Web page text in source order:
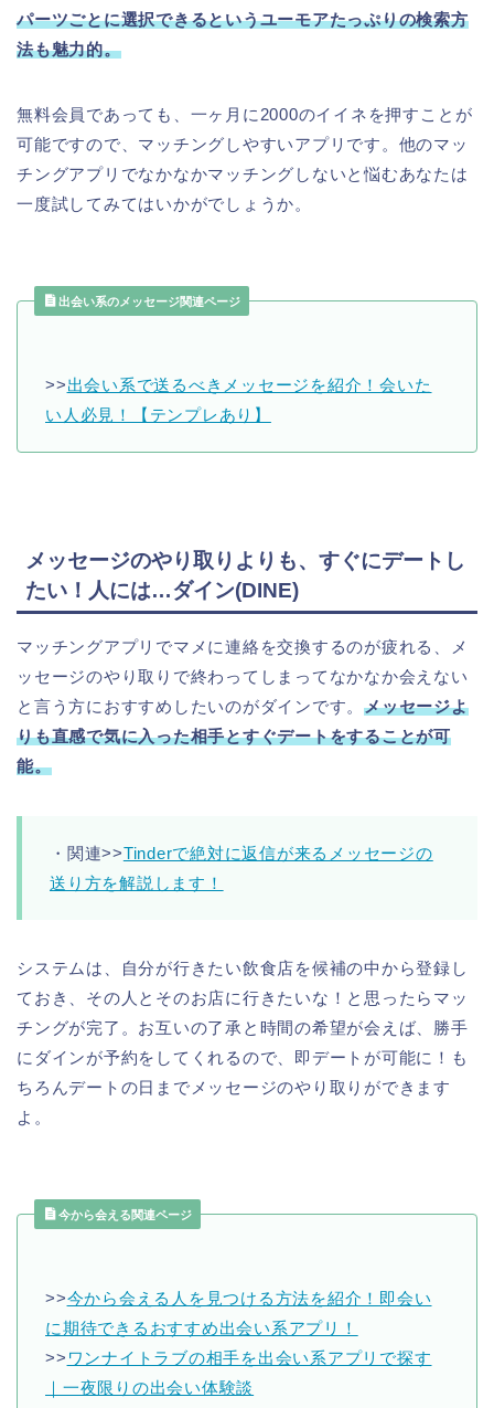
パーツごとに選択できるというユーモアたっぷりの検索方
法も魅力的。
無料会員であっても、一ヶ月に2000のイイネを押すことが
可能ですので、マッチングしやすいアプリです。他のマッ
チングアプリでなかなかマッチングしないと悩むあなたは
一度試してみてはいかがでしょうか。
出会い系のメッセージ関連ページ
>>出会い系で送るべきメッセージを紹介！会いた
い人必見！【テンプレあり】
メッセージのやり取りよりも、すぐにデートし
たい！人には…ダイン(DINE)
マッチングアプリでマメに連絡を交換するのが疲れる、メ
ッセージのやり取りで終わってしまってなかなか会えない
と言う方におすすめしたいのがダインです。メッセージよ
りも直感で気に入った相手とすぐデートをすることが可
能。
・関連>>Tinderで絶対に返信が来るメッセージの
送り方を解説します！
システムは、自分が行きたい飲食店を候補の中から登録し
ておき、その人とそのお店に行きたいな！と思ったらマッ
チングが完了。お互いの了承と時間の希望が会えば、勝手
にダインが予約をしてくれるので、即デートが可能に！も
ちろんデートの日までメッセージのやり取りができます
よ。
今から会える関連ページ
>>今から会える人を見つける方法を紹介！即会い
に期待できるおすすめ出会い系アプリ！
>> ワンナイトラブの相手を出会い系アプリで探す
｜一夜限りの出会い体験談